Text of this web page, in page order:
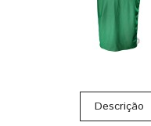
Descrição